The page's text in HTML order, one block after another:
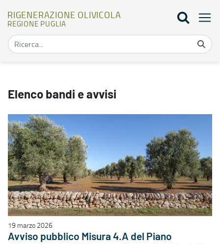
RIGENERAZIONE OLIVICOLA
REGIONE PUGLIA
Elenco bandi e avvisi
19 marzo 2026
Avviso pubblico Misura 4.A del Piano